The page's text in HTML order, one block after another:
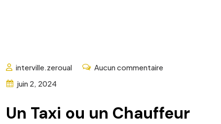
interville.zeroual
Aucun commentaire
juin 2, 2024
Un Taxi ou un Chauffeur